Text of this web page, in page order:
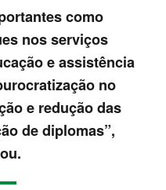
como
nos serviços
e assistência
no
e redução das
de diplomas”,